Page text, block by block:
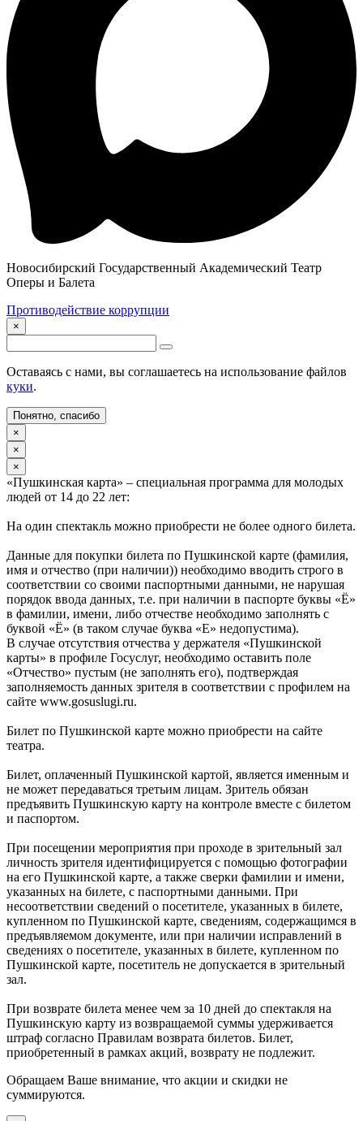
Новосибирский Государственный Академический Театр
Оперы и Балета
Противодействие коррупции
×
Оставаясь с нами, вы соглашаетесь на использование файлов
куки.
Понятно, спасибо
×
×
×
«Пушкинская карта» – специальная программа для молодых
людей от 14 до 22 лет:
На один спектакль можно приобрести не более одного билета.
Данные для покупки билета по Пушкинской карте (фамилия,
имя и отчество (при наличии)) необходимо вводить строго в
соответствии со своими паспортными данными, не нарушая
порядок ввода данных, т.е. при наличии в паспорте буквы «Ё»
в фамилии, имени, либо отчестве необходимо заполнять с
буквой «Ё» (в таком случае буква «Е» недопустима).
В случае отсутствия отчества у держателя «Пушкинской
карты» в профиле Госуслуг, необходимо оставить поле
«Отчество» пустым (не заполнять его), подтверждая
заполняемость данных зрителя в соответствии с профилем на
сайте www.gosuslugi.ru.
Билет по Пушкинской карте можно приобрести на сайте
театра.
Билет, оплаченный Пушкинской картой, является именным и
не может передаваться третьим лицам. Зритель обязан
предъявить Пушкинскую карту на контроле вместе с билетом
и паспортом.
При посещении мероприятия при проходе в зрительный зал
личность зрителя идентифицируется с помощью фотографии
на его Пушкинской карте, а также сверки фамилии и имени,
указанных на билете, с паспортными данными. При
несоответствии сведений о посетителе, указанных в билете,
купленном по Пушкинской карте, сведениям, содержащимся в
предъявляемом документе, или при наличии исправлений в
сведениях о посетителе, указанных в билете, купленном по
Пушкинской карте, посетитель не допускается в зрительный
зал.
При возврате билета менее чем за 10 дней до спектакля на
Пушкинскую карту из возвращаемой суммы удерживается
штраф согласно Правилам возврата билетов. Билет,
приобретенный в рамках акций, возврату не подлежит.
Обращаем Ваше внимание, что акции и скидки не
суммируются.